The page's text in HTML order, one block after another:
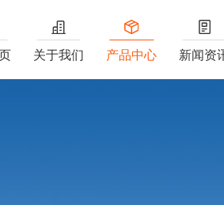
关于我们 产品中心 新闻资